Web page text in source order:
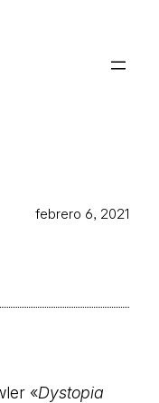
febrero 6, 2021
«Dystopia